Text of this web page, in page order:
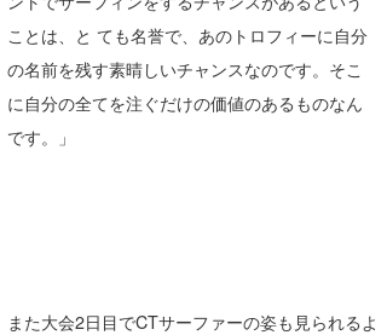
ことは、と ても名誉で、あのトロフィーに自分
の名前を残す素晴しいチャンスなのです。そこ
に自分の全てを注ぐだけの価値のあるものなん
です。」
また大会2日目でCTサーファーの姿も見られるよ
たっちー
ハンマー
まっきー